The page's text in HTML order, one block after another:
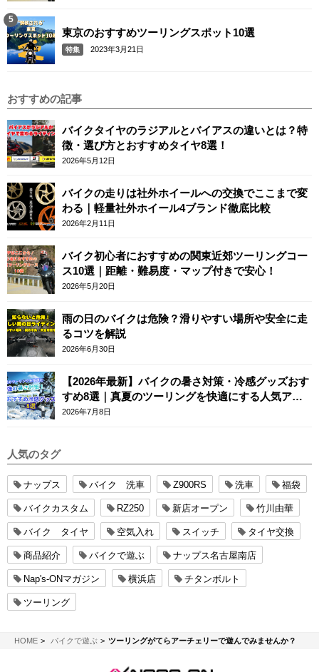
東京のおすすめツーリングスポット10選
特集 2023年3月21日
おすすめの記事
バイクタイヤのラジアルとバイアスの違いとは？特
徴・選び方とおすすめタイヤ8選！
2026年5月12日
バイクの走りは社外ホイールへの交換でここまで変
わる｜軽量社外ホイール4ブランド徹底比較
2026年2月11日
バイク初心者におすすめの関東近郊ツーリングコー
ス10選｜距離・難易度・マップ付きで安心！
2026年5月20日
雨の日のバイクは危険？滑りやすい場所や安全に走
るコツを解説
2026年6月30日
【2026年最新】バイクの暑さ対策・冷感グッズおす
すめ8選｜真夏のツーリングを快適にする人気アイ
テム
2026年7月8日
人気のタグ
ナップス バイク 洗車 Z900RS 洗車 福袋
バイクカスタム RZ250 新店オープン 竹川由華
バイク タイヤ 空気入れ スイッチ タイヤ交換
商品紹介 バイクで遊ぶ ナップス名古屋南店
Nap's-ONマガジン 横浜店 チタンボルト
ツーリング
HOMENAPS-ON マガジン
バイクで遊ぶ ツーリングがてらアーチェリーで遊んでみませんか？